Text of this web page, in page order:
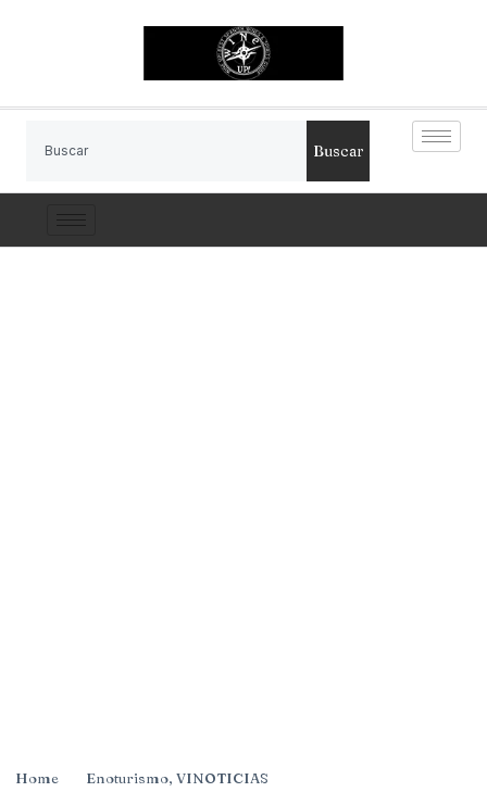
Buscar
Home Enoturismo, VINOTICIAS